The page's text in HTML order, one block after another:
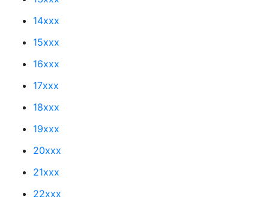
14xxx
15xxx
16xxx
17xxx
18xxx
19xxx
20xxx
21xxx
22xxx